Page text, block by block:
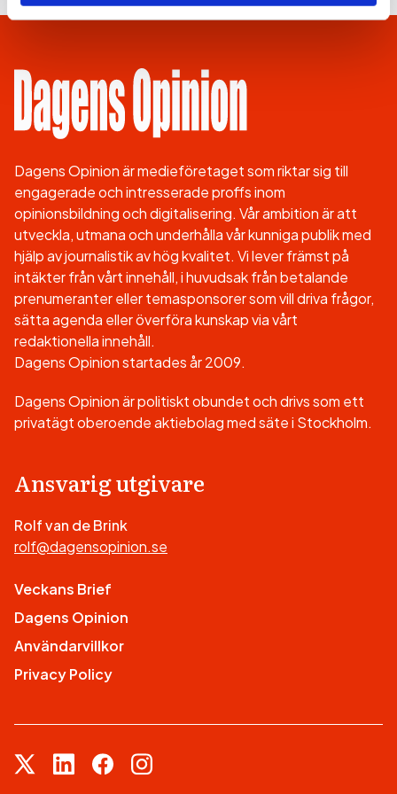
Dagens Opinion är medieföretaget som riktar sig till
engagerade och intresserade proffs inom
opinionsbildning och digitalisering. Vår ambition är att
utveckla, utmana och underhålla vår kunniga publik med
hjälp av journalistik av hög kvalitet. Vi lever främst på
intäkter från vårt innehåll, i huvudsak från betalande
prenumeranter eller temasponsorer som vill driva frågor,
sätta agenda eller överföra kunskap via vårt
redaktionella innehåll.
Dagens Opinion startades år 2009.
Dagens Opinion är politiskt obundet och drivs som ett
privatägt oberoende aktiebolag med säte i Stockholm.
Ansvarig utgivare
Rolf van de Brink
rolf@dagensopinion.se
Veckans Brief
Dagens Opinion
Användarvillkor
Privacy Policy